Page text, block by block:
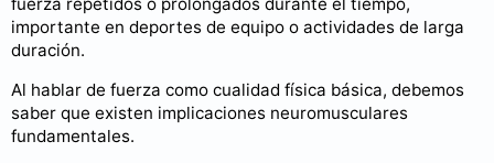
importante en deportes de equipo o actividades de larga
duración.
Al hablar de fuerza como cualidad física básica, debemos
saber que existen implicaciones neuromusculares
fundamentales.